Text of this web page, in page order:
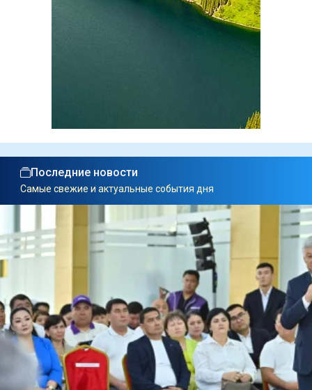
Последние новости
Самые свежие и актуальные события дня